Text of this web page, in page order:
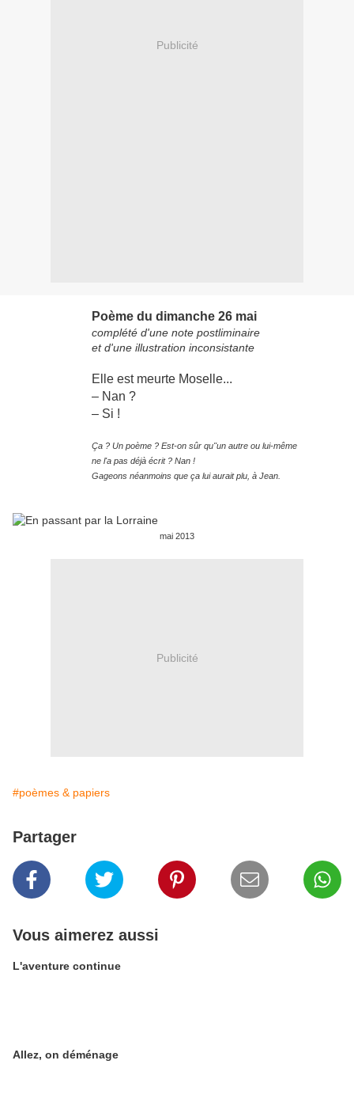
Publicité
Poème du dimanche 26 mai
complété d'une note postliminaire
et d'une illustration inconsistante
Elle est meurte Moselle...
– Nan ?
– Si !
Ça ? Un poème ? Est-on sûr qu''un autre ou lui-même
ne l'a pas déjà écrit ? Nan !
Gageons néanmoins que ça lui aurait plu, à Jean.
mai 2013
Publicité
#poèmes & papiers
Partager
Vous aimerez aussi
L'aventure continue
Allez, on déménage